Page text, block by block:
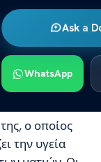
Ask a
WhatsApp
ο οποίος
την υγεία